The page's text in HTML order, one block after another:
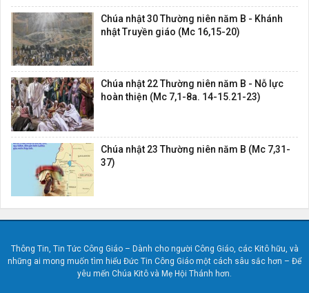
Chúa nhật 30 Thường niên năm B - Khánh
nhật Truyền giáo (Mc 16,15-20)
Chúa nhật 22 Thường niên năm B - Nỗ lực
hoàn thiện (Mc 7,1-8a. 14-15.21-23)
Chúa nhật 23 Thường niên năm B (Mc 7,31-
37)
Thông Tin, Tin Tức Công Giáo – Dành cho người Công Giáo, các Kitô hữu, và
những ai mong muốn tìm hiểu Đức Tin Công Giáo một cách sâu sắc hơn – Để
yêu mến Chúa Kitô và Mẹ Hội Thánh hơn.